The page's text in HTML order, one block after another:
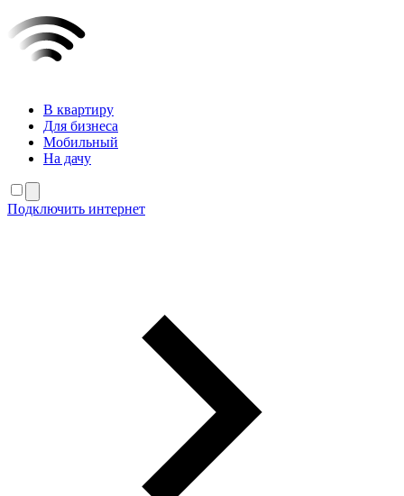
В квартиру
Для бизнеса
Мобильный
На дачу
Подключить интернет